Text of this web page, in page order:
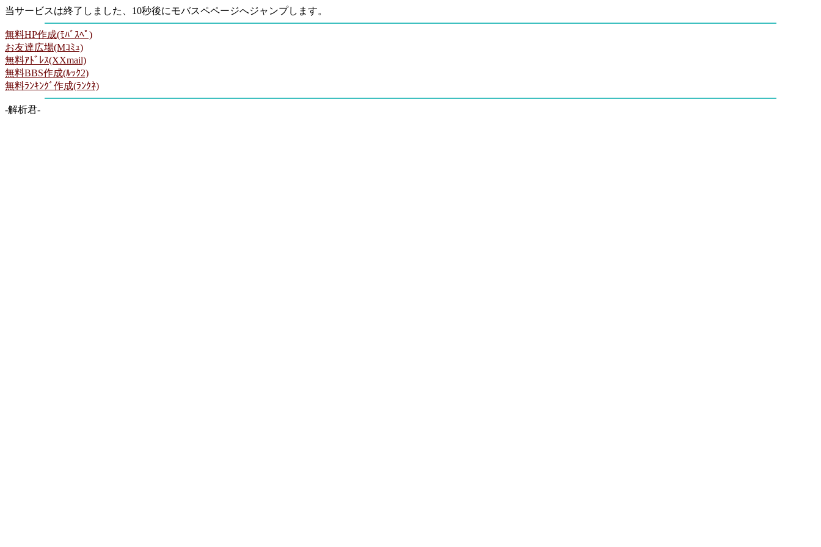
当サービスは終了しました、10秒後にモバスペページへジャンプします。
無料HP作成(ﾓﾊﾞｽﾍﾟ)
お友達広場(Mｺﾐｭ)
無料ｱﾄﾞﾚｽ(XXmail)
無料BBS作成(ﾙｯｸ2)
無料ﾗﾝｷﾝｸﾞ作成(ﾗﾝｸﾈ)
-解析君-